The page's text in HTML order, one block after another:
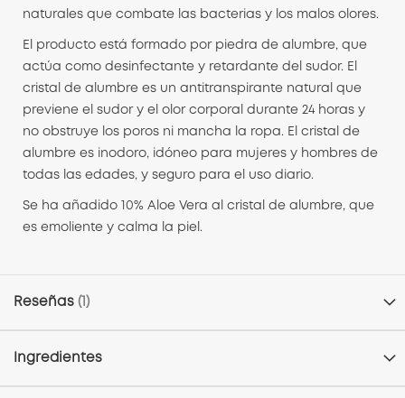
naturales que combate las bacterias y los malos olores.
El producto está formado por piedra de alumbre, que
actúa como desinfectante y retardante del sudor. El
cristal de alumbre es un antitranspirante natural que
previene el sudor y el olor corporal durante 24 horas y
no obstruye los poros ni mancha la ropa. El cristal de
alumbre es inodoro, idóneo para mujeres y hombres de
todas las edades, y seguro para el uso diario.
Se ha añadido 10% Aloe Vera al cristal de alumbre, que
es emoliente y calma la piel.
Reseñas
Ingredientes